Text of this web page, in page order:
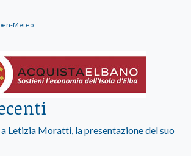
Meteo
a Letizia Moratti, la presentazione del suo